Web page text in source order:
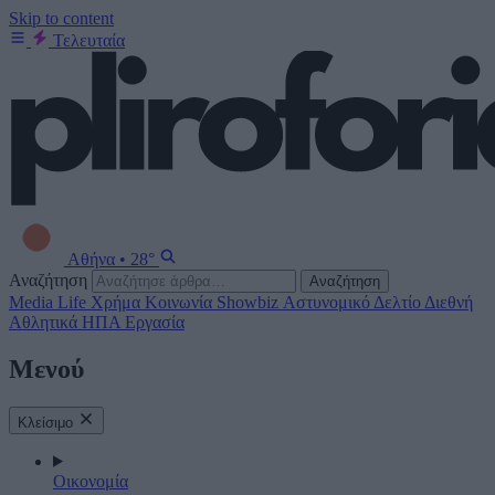
Skip to content
Τελευταία
Αθήνα • 28°
Αναζήτηση
Αναζήτηση
Media Life Χρήμα Κοινωνία Showbiz Αστυνομικό Δελτίο Διεθνή
Αθλητικά ΗΠΑ Εργασία
Μενού
Κλείσιμο
Οικονομία